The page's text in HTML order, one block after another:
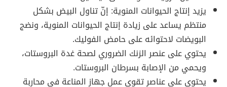
يزيد إنتاج الحيوانات المنوية: إنّ تناول البيض بشكل
منتظم يساعد على زيادة إنتاج الحيوانات المنوية، ونضج
البويضات لاحتوائه على حامض الفوليك.
يحتوي على عنصر الزنك الضروري لصحة غدة البروستات،
ويحمي من الإصابة بسرطان البروستات.
يحتوي على عناصر تقوي عمل جهاز المناعة في محاربة